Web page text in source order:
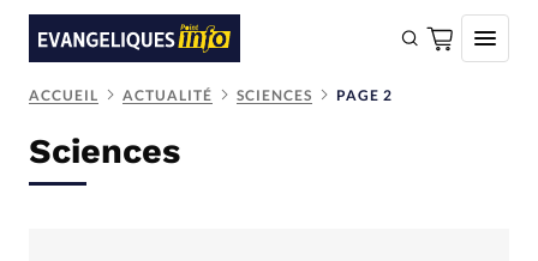
Faire un don
ACCUEIL ACTUALITÉ SCIENCES PAGE 2
Sciences